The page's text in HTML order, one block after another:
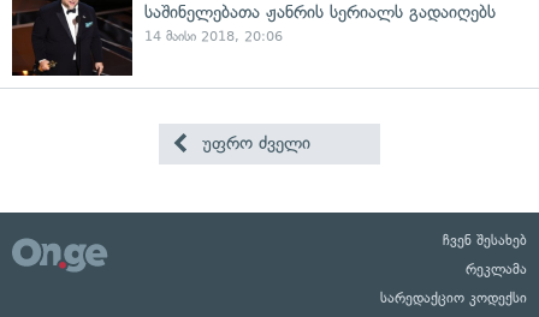
საშინელებათა ჟანრის სერიალს გადაიღებს
14 მაისი 2018, 20:06
უფრო ძველი
ჩვენ შესახებ
რეკლამა
სარედაქციო კოდექსი